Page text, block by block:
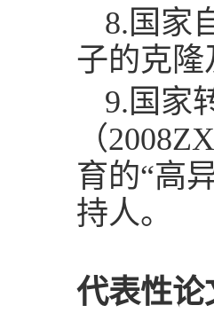
8.国家
子的克隆
9.国家
（
育的“高
持人。
代表性论